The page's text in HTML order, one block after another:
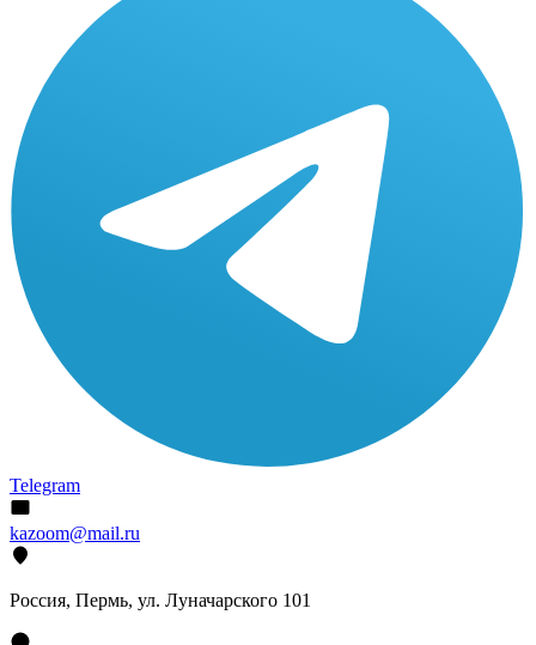
Telegram
kazoom@mail.ru
Россия, Пермь, ул. Луначарского 101